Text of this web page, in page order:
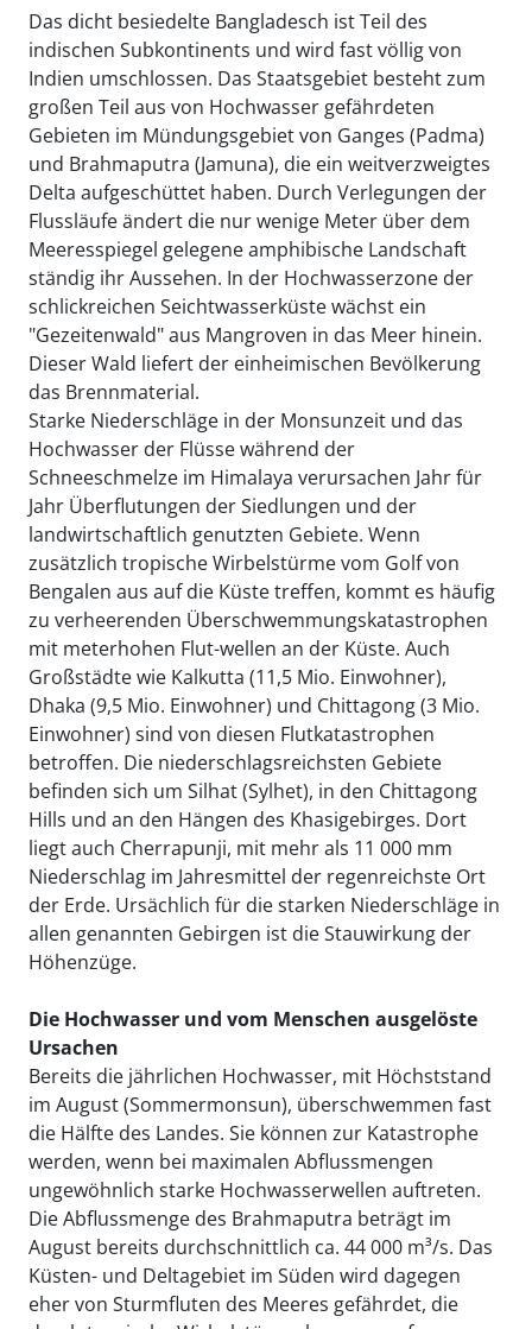
Das dicht besiedelte Bangladesch ist Teil des
indischen Subkontinents und wird fast völlig von
Indien umschlossen. Das Staatsgebiet besteht zum
großen Teil aus von Hochwasser gefährdeten
Gebieten im Mündungsgebiet von Ganges (Padma)
und Brahmaputra (Jamuna), die ein weitverzweigtes
Delta aufgeschüttet haben. Durch Verlegungen der
Flussläufe ändert die nur wenige Meter über dem
Meeresspiegel gelegene amphibische Landschaft
ständig ihr Aussehen. In der Hochwasserzone der
schlickreichen Seichtwasserküste wächst ein
"Gezeitenwald" aus Mangroven in das Meer hinein.
Dieser Wald liefert der einheimischen Bevölkerung
das Brennmaterial.
Starke Niederschläge in der Monsunzeit und das
Hochwasser der Flüsse während der
Schneeschmelze im Himalaya verursachen Jahr für
Jahr Überflutungen der Siedlungen und der
landwirtschaftlich genutzten Gebiete. Wenn
zusätzlich tropische Wirbelstürme vom Golf von
Bengalen aus auf die Küste treffen, kommt es häufig
zu verheerenden Überschwemmungskatastrophen
mit meterhohen Flut-wellen an der Küste. Auch
Großstädte wie Kalkutta (11,5 Mio. Einwohner),
Dhaka (9,5 Mio. Einwohner) und Chittagong (3 Mio.
Einwohner) sind von diesen Flutkatastrophen
betroffen. Die niederschlagsreichsten Gebiete
befinden sich um Silhat (Sylhet), in den Chittagong
Hills und an den Hängen des Khasigebirges. Dort
liegt auch Cherrapunji, mit mehr als 11 000 mm
Niederschlag im Jahresmittel der regenreichste Ort
der Erde. Ursächlich für die starken Niederschläge in
allen genannten Gebirgen ist die Stauwirkung der
Höhenzüge.
Die Hochwasser und vom Menschen ausgelöste
Ursachen
Bereits die jährlichen Hochwasser, mit Höchststand
im August (Sommermonsun), überschwemmen fast
die Hälfte des Landes. Sie können zur Katastrophe
werden, wenn bei maximalen Abflussmengen
ungewöhnlich starke Hochwasserwellen auftreten.
Die Abflussmenge des Brahmaputra beträgt im
August bereits durchschnittlich ca. 44 000 m³/s. Das
Küsten- und Deltagebiet im Süden wird dagegen
eher von Sturmfluten des Meeres gefährdet, die